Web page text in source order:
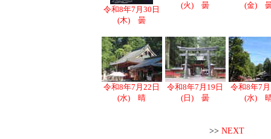
令和8年7月30日
(木) 曇
(火) 曇
(金)
令和8年7月22日
(水) 晴
令和8年7月19日
(日) 曇
令和8年7
(水)
>> NEXT